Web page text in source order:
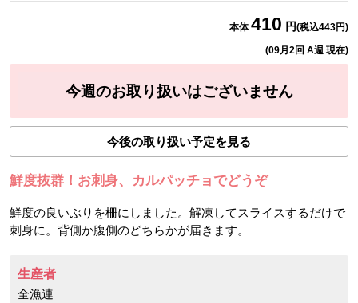
本体410 円(税込443円)
(09月2回 A週 現在)
今週のお取り扱いはございません
今後の取り扱い予定を見る
鮮度抜群！お刺身、カルパッチョでどうぞ
鮮度の良いぶりを柵にしました。解凍してスライスするだけで
刺身に。背側か腹側のどちらかが届きます。
生産者
全漁連